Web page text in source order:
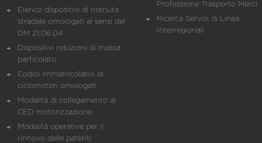
Elenco dispositivi di ritenuta
stradale omologati ai sensi del
DM 21.06.04
Dispositivi riduzioni di massa
particolato
Codici immatricolativi di
ciclomotori omologati
Modalità di collegamento al
CED motorizzazione
Modalità operative per il
rinnovo delle patenti
Professione Trasporto Merci
Ricerca Servizi di Linea
Interregionali